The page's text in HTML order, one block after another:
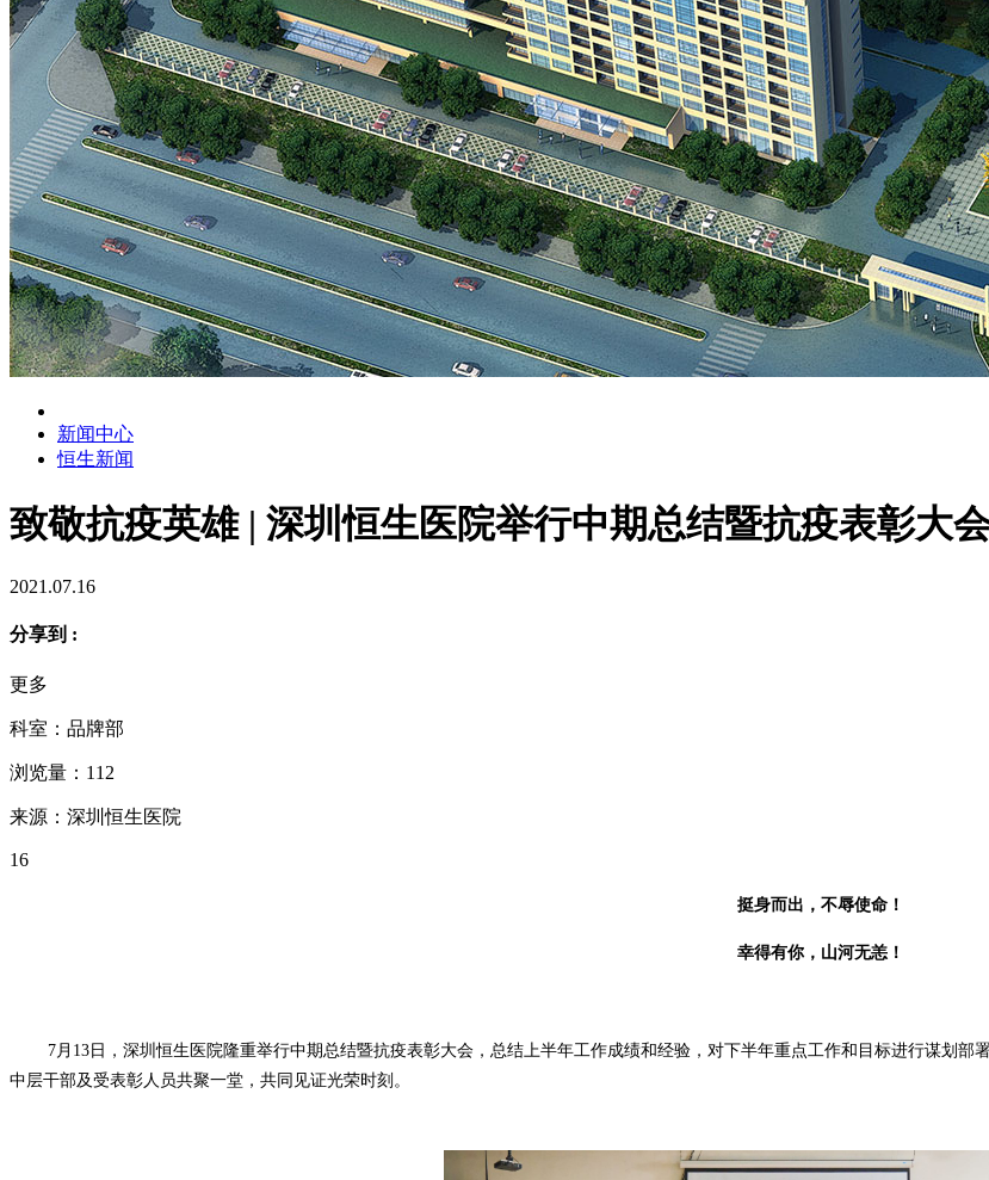
新闻中心
恒生新闻
致敬抗疫英雄 | 深圳恒生医院举行中期总结暨抗疫表彰大
2021.07.16
分享到 :
更多
科室：品牌部
浏览量：112
来源：深圳恒生医院
16
挺身而出，不辱使命！
幸得有你，山河无恙！
7月13日，深圳恒生医院隆重举行中期总结暨抗疫表彰大会，总结上半年工作成绩和经验，对下半年重点工作和目标进行谋划
中层干部及受表彰人员共聚一堂，共同见证光荣时刻。